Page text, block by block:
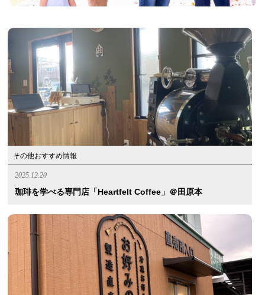
その他おすすめ情報
2025.12.20
珈琲を学べる専門店「Heartfelt Coffee」＠田原本